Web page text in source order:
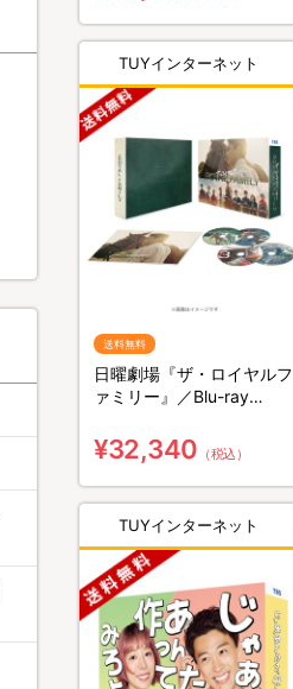
TUYインターネット
送料無料
日曜劇場『ザ・ロイヤルフ
ァミリー』／Blu-ray
¥32,340 （税込）
TUYインターネット